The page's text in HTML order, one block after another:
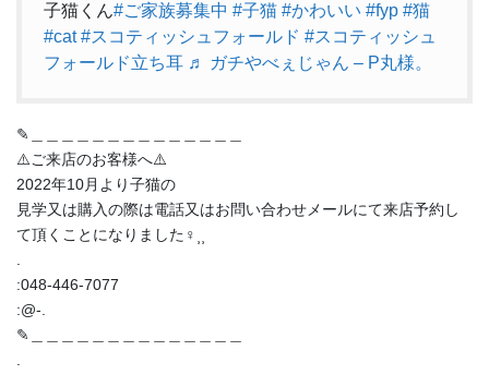
子猫くん#ご家族募集中 #子猫 #かわいい #fyp #猫
#cat #スコティッシュフォールド #スコティッシュ
フォールド立ち耳 ♬ ガチやべぇじゃん – P丸様。
✎︎＿＿＿＿＿＿＿＿＿＿＿＿＿＿
⚠️ご来店のお客様へ⚠️
2022年10月より子猫の
見学又は購入の際は電話又はお問い合わせメールにて来店予約し
て頂くことになりました‍♀️⸒⸒
.
:048-446-7077
:@-.
✎︎＿＿＿＿＿＿＿＿＿＿＿＿＿＿
.